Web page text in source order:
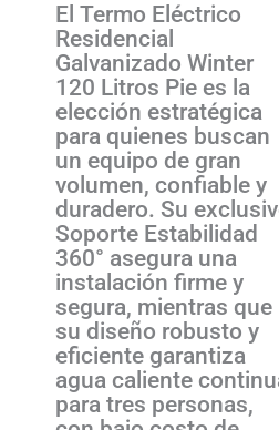
El Termo Eléctrico
Residencial
Galvanizado Winter
120 Litros Pie es la
elección estratégica
para quienes buscan
un equipo de gran
volumen, confiable y
duradero. Su
Soporte Estabilidad
360° asegura una
instalación firme y
segura, mientras que
su diseño robusto y
eficiente garantiza
agua caliente
para tres personas,